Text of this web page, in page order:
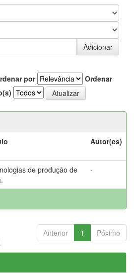
por
Ordenar
Autor(es)
de produção de
-
Anterior 1 Póximo